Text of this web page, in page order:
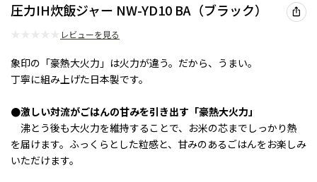
圧力IH炊飯ジャー NW-YD10 BA（ブラック）
レビューを見る
象印の「豪熱大火力」は火力が違う。だから、うまい。
丁寧に組み上げた日本製です。
●激しい対流がごはんの甘みを引き出す「豪熱大火力」
沸とう後も大火力を維持することで、お米の芯までしっかり熱
を届けます。 ふっくらとした粒感と、甘みのあるごはんをお楽しみ
いただけます。